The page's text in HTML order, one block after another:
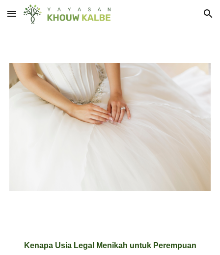
Skip to main content Skip to navigation
Kenapa Usia Legal Menikah untuk Perempuan